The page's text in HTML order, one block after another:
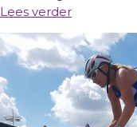
Lees verder